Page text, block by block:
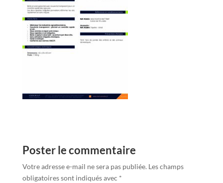
Poster le commentaire
Votre adresse e-mail ne sera pas publiée. Les champs
obligatoires sont indiqués avec *